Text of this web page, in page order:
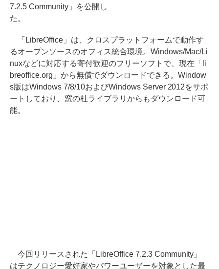
7.2.5 Community」を公開し
た。
「LibreOffice」は、クロスプラットフォームで動作す
るオープンソースのオフィス統合環境。Windows/Mac/Li
nuxなどに対応する寄付歓迎のフリーソフトで、現在「li
breoffice.org」から無償でダウンロードできる。Window
s版はWindows 7/8/10およびWindows Server 2012をサポ
ートしており、窓の杜ライブラリからもダウンロード可
能。
今回リリースされた「LibreOffice 7.2.3 Community」
はテクノロジー愛好家やパワーユーザーを対象とした最